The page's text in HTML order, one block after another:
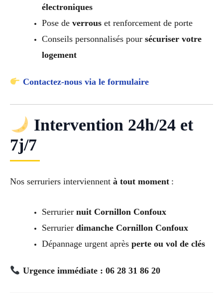
électroniques
Pose de verrouset renforcement de porte
Conseils personnalisés pour sécuriser votre
logement
Contactez-nous via le formulaire
Intervention 24h/24 et
7j/7
Nos serruriers interviennent à tout moment :
Serrurier nuit Cornillon Confoux
Serrurier dimanche Cornillon Confoux
Dépannage urgent après perte ou vol de clés
Urgence immédiate : 06 28 31 86 20